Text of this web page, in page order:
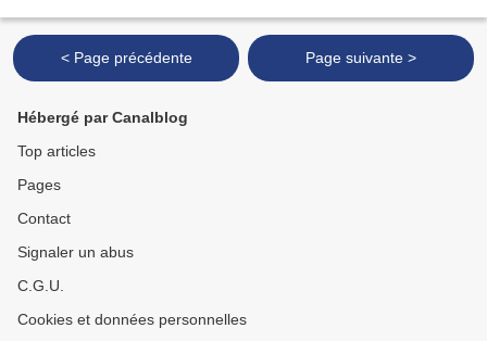
< Page précédente Page suivante >
Hébergé par Canalblog
Top articles
Pages
Contact
Signaler un abus
C.G.U.
Cookies et données personnelles